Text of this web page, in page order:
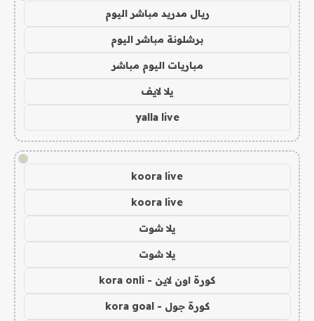
ريال مدريد مباشر اليوم
برشلونة مباشر اليوم
مباريات اليوم مباشر
يلا لايف
yalla live
!
koora live
koora live
يلا شوت
يلا شوت
كورة اون لاين - kora onli
كورة جول - kora goal